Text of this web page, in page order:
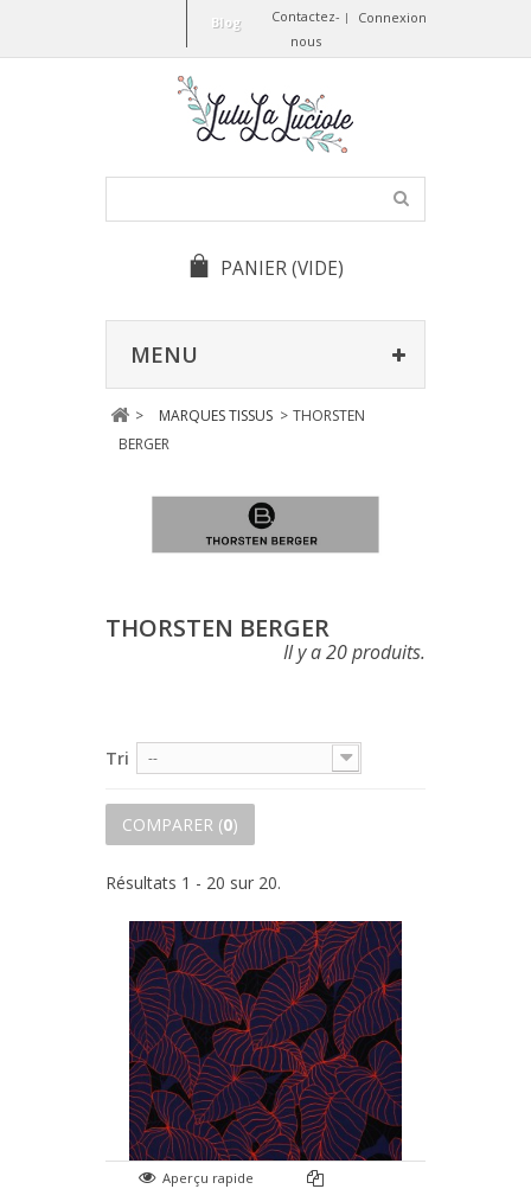
Connexion
Contactez-
nous
Blog
PANIER(VIDE)
MENU
> MARQUES TISSUS > THORSTEN
BERGER
THORSTEN BERGER
Il y a 20 produits.
Tri --
COMPARER (0)
Résultats 1 - 20 sur 20.
Aperçu rapide